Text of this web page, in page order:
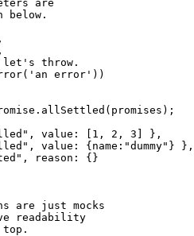
are
below.
error'))
value: [1, 2, 3] },
value: {name:"dummy"} },